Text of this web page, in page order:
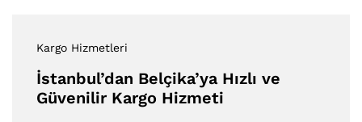
Kargo Hizmetleri
İstanbul’dan Belçika’ya Hızlı ve
Güvenilir Kargo Hizmeti